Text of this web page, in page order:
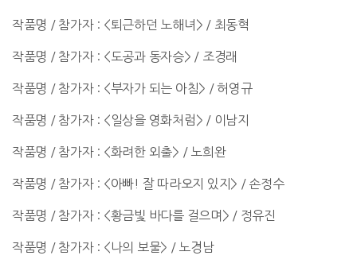
작품명 / 참가자 : <퇴근하던 노해녀> / 최동혁
작품명 / 참가자 : <도공과 동자승> / 조경래
작품명 / 참가자 : <부자가 되는 아침> / 허영규
작품명 / 참가자 : <일상을 영화처럼> / 이남지
작품명 / 참가자 : <화려한 외출> / 노희완
작품명 / 참가자 : <아빠! 잘 따라오지 있지> / 손정수
작품명 / 참가자 : <황금빛 바다를 걸으며> / 정유진
작품명 / 참가자 : <나의 보물> / 노경남